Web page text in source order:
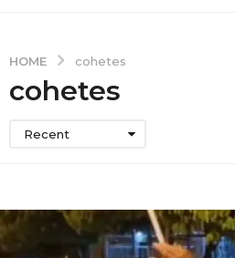
HOME cohetes
cohetes
Recent